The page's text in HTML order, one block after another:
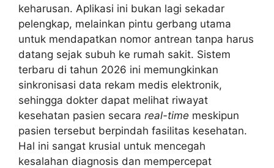
keharusan. Aplikasi ini bukan lagi sekadar
pelengkap, melainkan pintu gerbang utama
untuk mendapatkan nomor antrean tanpa harus
datang sejak subuh ke rumah sakit. Sistem
terbaru di tahun 2026 ini memungkinkan
sinkronisasi data rekam medis elektronik,
sehingga dokter dapat melihat riwayat
kesehatan pasien secara real-time meskipun
pasien tersebut berpindah fasilitas kesehatan.
Hal ini sangat krusial untuk mencegah
kesalahan diagnosis dan mempercepat